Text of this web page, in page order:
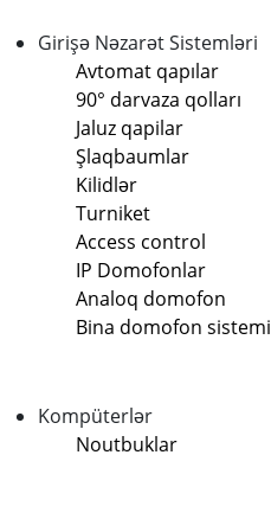
Girişə Nəzarət Sistemləri
Avtomat qapılar
90° darvaza qolları
Jaluz qapilar
Şlaqbaumlar
Kilidlər
Turniket
Access control
IP Domofonlar
Analoq domofon
Bina domofon sistemi
Kompüterlər
Noutbuklar